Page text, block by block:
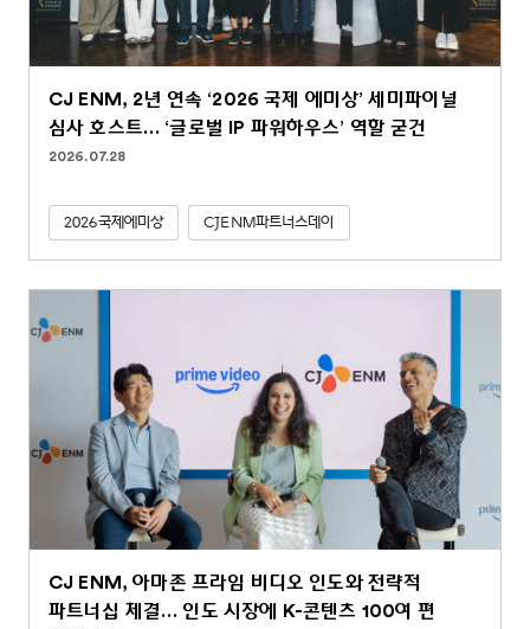
CJ ENM, 2년 연속 ‘2026 국제 에미상’ 세미파이널
심사 호스트… ‘글로벌 IP 파워하우스’ 역할 굳건
2026.07.28
2026국제에미상 CJENM파트너스데이
CJ ENM, 아마존 프라임 비디오 인도와 전략적
파트너십 체결… 인도 시장에 K-콘텐츠 100여 편